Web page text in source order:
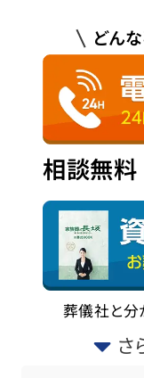
どん
相談無料
葬儀社と分
さ